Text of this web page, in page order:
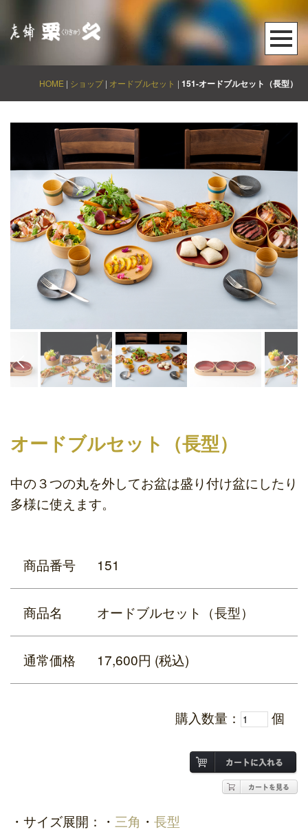
HOME | ショップ | オードブルセット | 151-オードブルセット（長型）
オードブルセット（長型）
中の３つの丸を外してお盆は盛り付け盆にしたり
多様に使えます。
商品番号 151
商品名 オードブルセット（長型）
通常価格 17,600円 (税込)
購入数量： 個
・サイズ展開：・ 三角 ・ 長型